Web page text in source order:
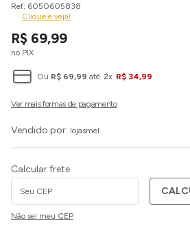
6050605838
Clique e veja!
R$ 69,99
no PIX
Ou R$ 69,99 até 2x R$ 34,99
Vendido por: lojasmel
Calcular frete
Não sei meu CEP